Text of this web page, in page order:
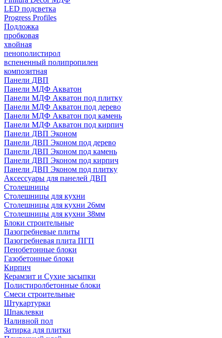
LED подсветка
Progress Profiles
Подложка
пробковая
хвойная
пенополистирол
вспененный полипропилен
композитная
Панели ДВП
Панели МДФ Акватон
Панели МДФ Акватон под плитку
Панели МДФ Акватон под дерево
Панели МДФ Акватон под камень
Панели МДФ Акватон под кирпич
Панели ДВП Эконом
Панели ДВП Эконом под дерево
Панели ДВП Эконом под камень
Панели ДВП Эконом под кирпич
Панели ДВП Эконом под плитку
Аксессуары для панелей ДВП
Столешницы
Столешницы для кухни
Столешницы для кухни 26мм
Столешницы для кухни 38мм
Блоки строительные
Пазогребневые плиты
Пазогребневая плита ПГП
Пенобетонные блоки
Газобетонные блоки
Кирпич
Керамзит и Сухие засыпки
Полистиролбетонные блоки
Смеси строительные
Штукартурки
Шпаклевки
Наливной пол
Затирка для плитки